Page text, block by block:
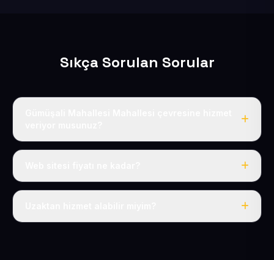
Sıkça Sorulan Sorular
Evet, Gümüşali Mahallesi dahil tüm Sarız ve Sarız
Tek fiyat: yılda 50 USD + KDV, her şey dahil.